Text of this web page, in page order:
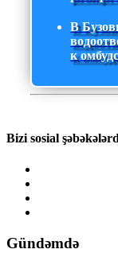
В
к
Bizi sosial
Gündəmdə